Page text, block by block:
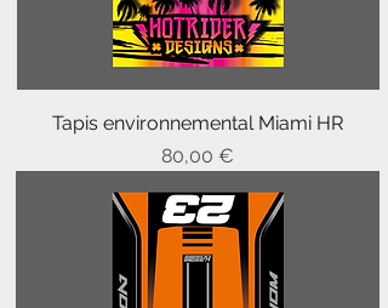
Tapis environnemental Miami HR
Prix
80,00 €